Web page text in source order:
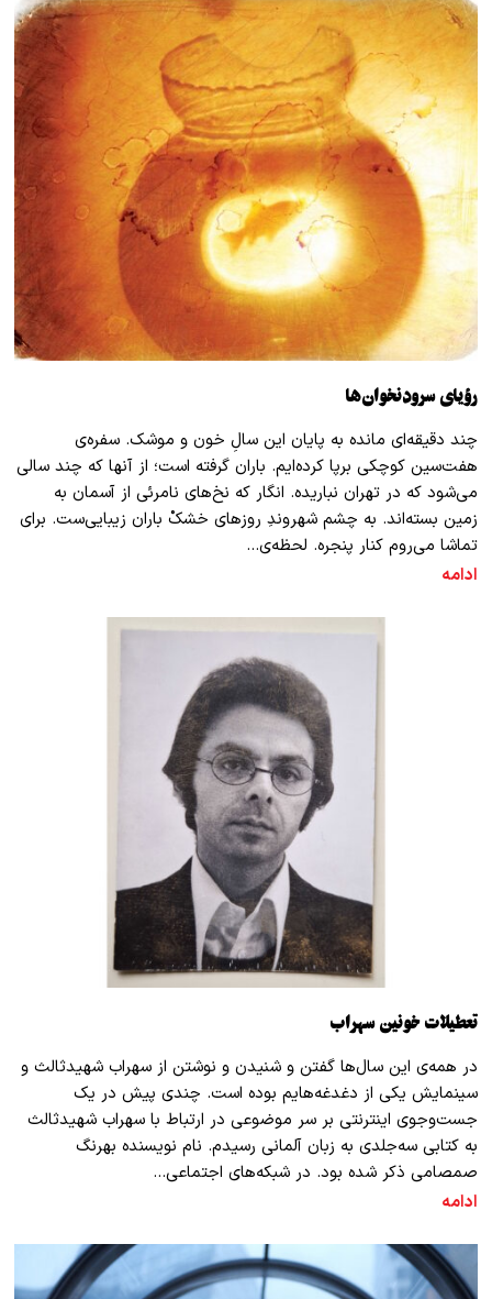
رؤیای سرودنخوان‌ها
چند دقیقه‌ای مانده به پایان این سالِ خون و موشک. سفره‌ی
هفت‌سین کوچکی بر‌پا کرده‌ایم. باران گرفته است؛ از آنها که چند سالی
می‌شود که در تهران نباریده. انگار که نخ‌های نامرئی از آسمان به
زمین بسته‌اند. به چشم شهروندِ روز‌های خشکْ باران زیبایی‌ست. برای
تماشا می‌روم کنار پنجره. لحظه‌ی…
ادامه
تعطیلات خونین سهراب
در همه‌ی این سال‌ها گفتن و شنیدن و نوشتن از سهراب شهید‌ثالث و
سینمایش یکی از دغدغه‌هایم بوده است. چندی پیش در یک
جست‌وجوی اینترنتی بر سر موضوعی در ارتباط با سهراب شهید‌ثالث
به کتابی سه‌جلدی به زبان آلمانی رسیدم. نام نویسنده بهرنگ
صمصامی ذکر شده بود. در شبکه‌های اجتماعی…
ادامه